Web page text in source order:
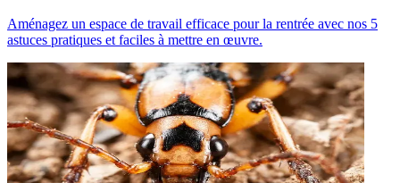
Aménagez un espace de travail efficace pour la rentrée avec nos 5
astuces pratiques et faciles à mettre en œuvre.